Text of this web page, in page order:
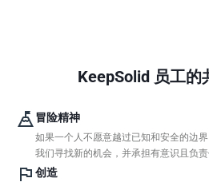
KeepSolid 员工的
冒险精神
如果一个人不愿意越过已知和安全的边
我们寻找新的机会，并承担有意识且负责
创造